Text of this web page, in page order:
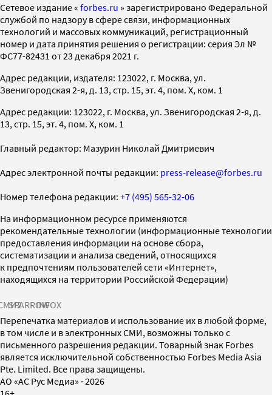
Cетевое издание « forbes.ru » зарегистрировано Федеральной
службой по надзору в сфере связи, информационных
технологий и массовых коммуникаций, регистрационный
номер и дата принятия решения о регистрации: серия Эл №
ФС77-82431 от 23 декабря 2021 г.
Адрес редакции, издателя: 123022, г. Москва, ул.
Звенигородская 2-я, д. 13, стр. 15, эт. 4, пом. X, ком. 1
Адрес редакции: 123022, г. Москва, ул. Звенигородская 2-я, д.
13, стр. 15, эт. 4, пом. X, ком. 1
Главный редактор: Мазурин Николай Дмитриевич
Адрес электронной почты редакции: press-release@forbes.ru
Номер телефона редакции: +7 (495) 565-32-06
На информационном ресурсе применяются
рекомендательные технологии (информационные технологии
предоставления информации на основе сбора,
систематизации и анализа сведений, относящихся
к предпочтениям пользователей сети «Интернет»,
находящихся на территории Российской Федерации)
SPARROWINFOX
Перепечатка материалов и использование их в любой форме,
в том числе и в электронных СМИ, возможны только с
письменного разрешения редакции. Товарный знак Forbes
является исключительной собственностью Forbes Media Asia
Pte. Limited. Все права защищены.
AO «АС Рус Медиа» · 2026